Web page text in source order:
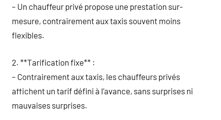
– Un chauffeur privé propose une prestation sur-
mesure, contrairement aux taxis souvent moins
flexibles.
2. **Tarification fixe** :
– Contrairement aux taxis, les chauffeurs privés
affichent un tarif défini à l’avance, sans surprises ni
mauvaises surprises.